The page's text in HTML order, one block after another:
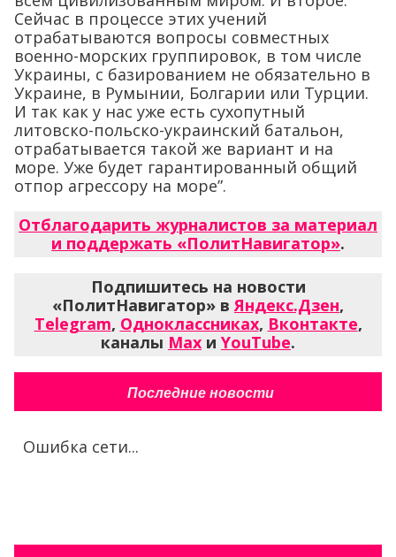
Сейчас в процессе этих учений
отрабатываются вопросы совместных
военно-морских группировок, в том числе
Украины, с базированием не обязательно в
Украине, в Румынии, Болгарии или Турции.
И так как у нас уже есть сухопутный
литовско-польско-украинский батальон,
отрабатывается такой же вариант и на
море. Уже будет гарантированный общий
отпор агрессору на море”.
Отблагодарить журналистов за материал
и поддержать «ПолитНавигатор».
Подпишитесь на новости
«ПолитНавигатор» вЯндекс.Дзен,
Telegram, Одноклассниках, Вконтакте,
каналы Max и YouTube.
Последние новости
Ошибка сети...